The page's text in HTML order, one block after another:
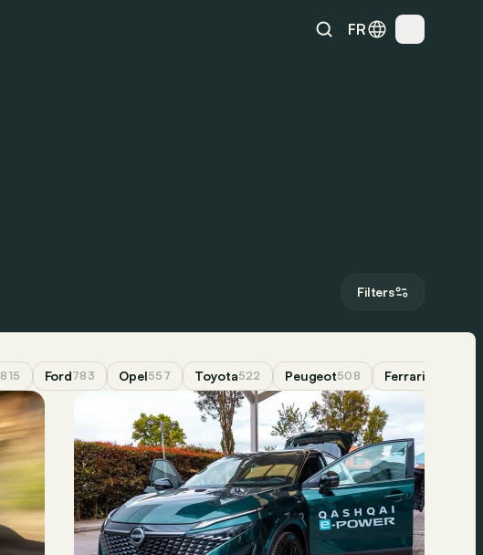
FR
Filters
815 Ford783 Opel557 Toyota522 Peugeot508 Ferrari498